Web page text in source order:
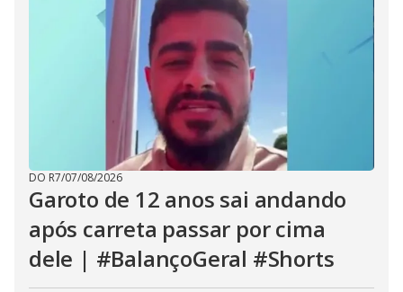
DO R7/07/08/2026
Garoto de 12 anos sai andando
após carreta passar por cima
dele | #BalançoGeral #Shorts